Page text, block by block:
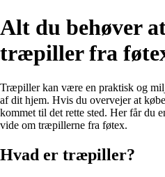
Alt du behøver
træpiller fra
Træpiller kan være en praktisk og
af dit hjem. Hvis du overvejer at
kommet til det rette sted. Her får du
vide om træpillerne fra føtex.
Hvad er træpiller?